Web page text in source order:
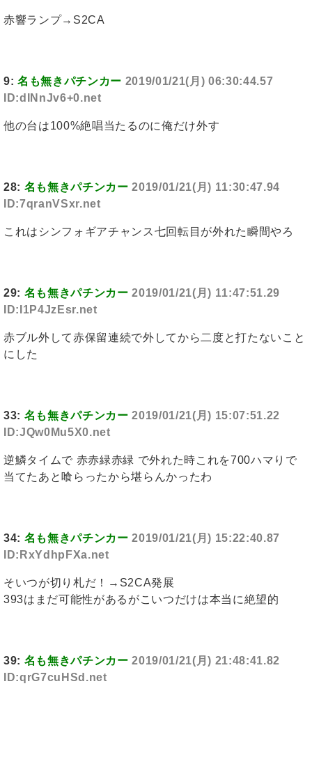
赤響ランプ→S2CA
9: 名も無きパチンカー 2019/01/21(月) 06:30:44.57
ID:dINnJv6+0.net
他の台は100%絶唱当たるのに俺だけ外す
28: 名も無きパチンカー 2019/01/21(月) 11:30:47.94
ID:7qranVSxr.net
これはシンフォギアチャンス七回転目が外れた瞬間やろ
29: 名も無きパチンカー 2019/01/21(月) 11:47:51.29
ID:I1P4JzEsr.net
赤ブル外して赤保留連続で外してから二度と打たないこと
にした
33: 名も無きパチンカー 2019/01/21(月) 15:07:51.22
ID:JQw0Mu5X0.net
逆鱗タイムで 赤赤緑赤緑 で外れた時これを700ハマりで
当てたあと喰らったから堪らんかったわ
34: 名も無きパチンカー 2019/01/21(月) 15:22:40.87
ID:RxYdhpFXa.net
そいつが切り札だ！→S2CA発展
393はまだ可能性があるがこいつだけは本当に絶望的
39: 名も無きパチンカー 2019/01/21(月) 21:48:41.82
ID:qrG7cuHSd.net